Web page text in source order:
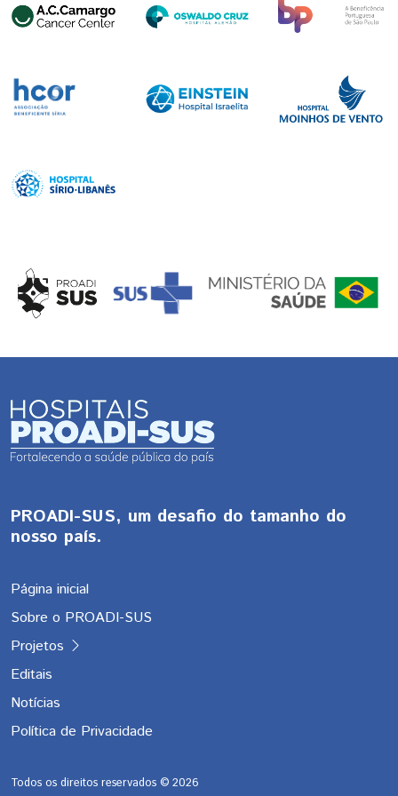
PROADI-SUS, um desafio do tamanho do
nosso país.
Página inicial
Sobre o PROADI-SUS
Projetos
Editais
Notícias
Política de Privacidade
Todos os direitos reservados © 2026